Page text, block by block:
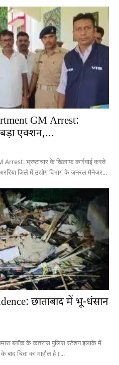
GM Arrest:
एक्शन,...
भ्रष्टाचार के खिलाफ कार्रवाई करते
जिले में उद्योग विभाग के जनरल मैनेजर...
छाताबाद में भू-धंसान
ब्लॉक के कतरास पुलिस स्टेशन इलाके में
बाद चिंता का माहौल है।...